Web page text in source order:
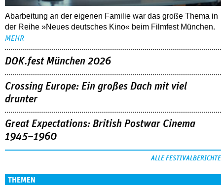
Abarbeitung an der eigenen Familie war das große Thema in
der Reihe »Neues deutsches Kino« beim Filmfest München.
MEHR
DOK.fest München 2026
Crossing Europe: Ein großes Dach mit viel
drunter
Great Expectations: British Postwar Cinema
1945–1960
ALLE FESTIVALBERICHTE
THEMEN